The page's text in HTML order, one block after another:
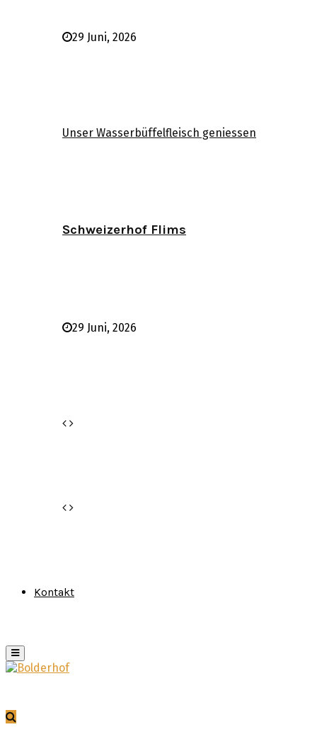
29 Juni, 2026
Unser Wasserbüffelfleisch geniessen
Schweizerhof Flims
29 Juni, 2026
Kontakt
Primary
Menu